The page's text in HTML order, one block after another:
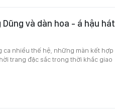
Dũng và dàn hoa - á hậu hát
nhiều thế hệ, những màn kết hợp
trang đặc sắc trong thời khắc giao